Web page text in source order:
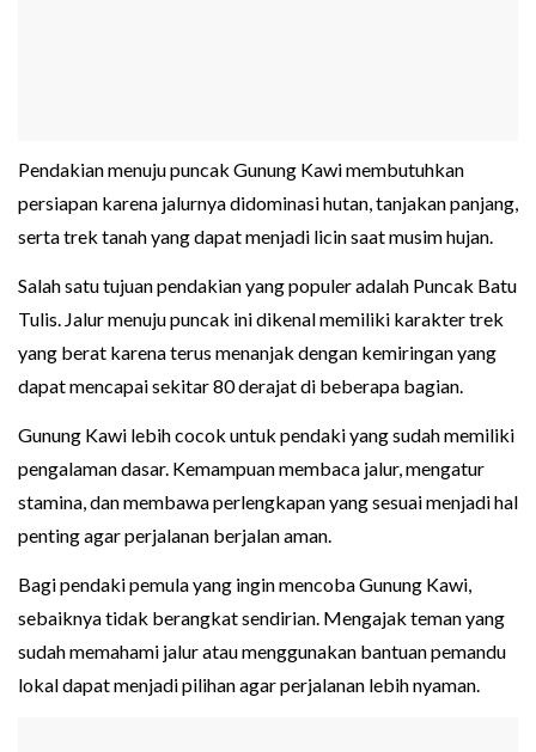
Pendakian menuju puncak Gunung Kawi membutuhkan
persiapan karena jalurnya didominasi hutan, tanjakan panjang,
serta trek tanah yang dapat menjadi licin saat musim hujan.
Salah satu tujuan pendakian yang populer adalah Puncak Batu
Tulis. Jalur menuju puncak ini dikenal memiliki karakter trek
yang berat karena terus menanjak dengan kemiringan yang
dapat mencapai sekitar 80 derajat di beberapa bagian.
Gunung Kawi lebih cocok untuk pendaki yang sudah memiliki
pengalaman dasar. Kemampuan membaca jalur, mengatur
stamina, dan membawa perlengkapan yang sesuai menjadi hal
penting agar perjalanan berjalan aman.
Bagi pendaki pemula yang ingin mencoba Gunung Kawi,
sebaiknya tidak berangkat sendirian. Mengajak teman yang
sudah memahami jalur atau menggunakan bantuan pemandu
lokal dapat menjadi pilihan agar perjalanan lebih nyaman.